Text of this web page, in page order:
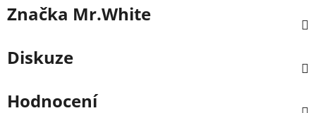
Značka Mr.White
Diskuze
Hodnocení